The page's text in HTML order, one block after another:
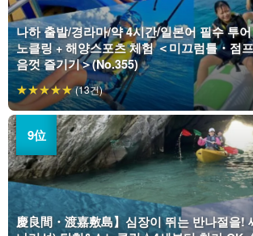
나하 출발/경라마/약 4시간/일본어 필수 투
노클링 + 해양스포츠 체험 ＜미끄럼틀・점
음껏 즐기기＞(No.355)
(13건)
慶良間・渡嘉敷島】심장이 뛰는 반나절을!